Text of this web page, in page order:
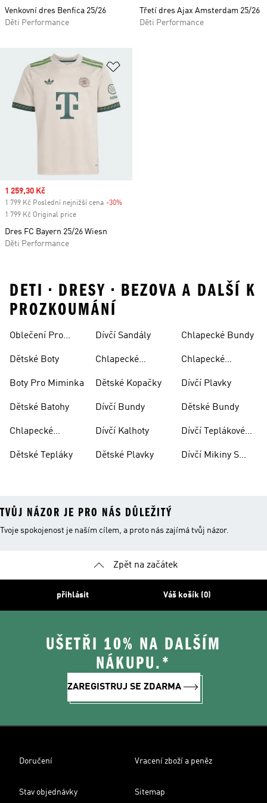
Venkovní dres Benfica 25/26
Děti Performance
Třetí dres Ajax Amsterdam 25/26
Děti Performance
Sale price
1 259,30 Kč
1 799 Kč Poslední nejnižší cena -30%
1 799 Kč Original price
Dres FC Bayern 25/26 Wiesn
Děti Performance
DETI • DRESY • BEZOVA A DALŠÍ K
PROZKOUMÁNÍ
Oblečení Pro
Dětské Boty
Boty Pro Miminka
Dětské Batohy
Chlapecké
Dětské Tepláky
Dívčí Sandály
Chlapecké
Dětské Kopačky
Dívčí Bundy
Dívčí Kalhoty
Dětské Plavky
Chlapecké Bundy
Chlapecké
Soupravy
Dívčí Plavky
Dětské Bundy
Dívčí Teplákové
Dívčí Mikiny S
TVŮJ NÁZOR JE PRO NÁS DŮLEŽITÝ
Tvoje spokojenost je naším cílem, a proto nás zajímá tvůj názor.
Zpět na začátek
přihlásit Váš košík (0)
UŠETŘI 10% NA DALŠÍM
NÁKUPU.*
ZAREGISTRUJ SE ZDARMA
Doručení Vracení zboží a peněz
Stav objednávky Sitemap